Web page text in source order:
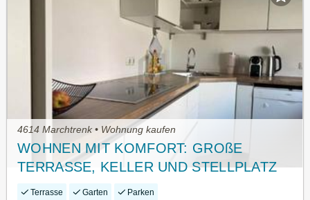
4614 Marchtrenk • Wohnung kaufen
WOHNEN MIT KOMFORT: GROßE
TERRASSE, KELLER UND STELLPLATZ
Terrasse Garten Parken